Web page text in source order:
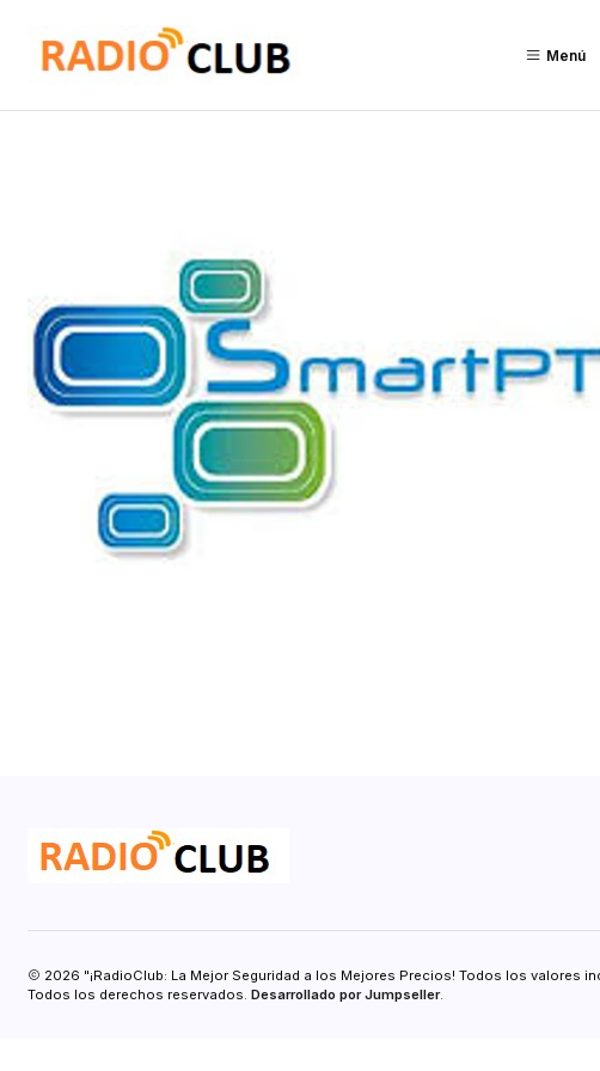
Menú
Accesorios LTE
2026 "¡RadioClub: La Mejor Seguridad a los Mejores Precios! Todos los valores
Todos los derechos reservados. Desarrollado por Jumpseller.